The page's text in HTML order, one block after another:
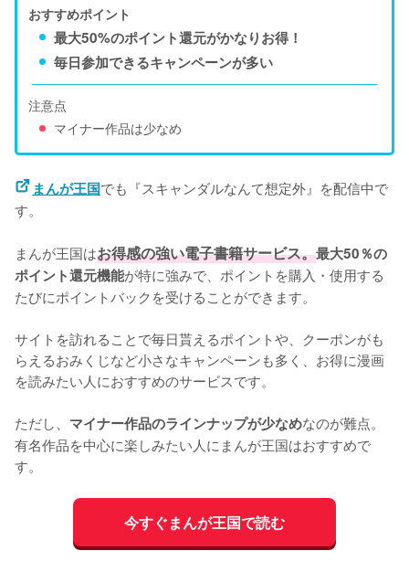
おすすめポイント
最大50%のポイント還元がかなりお得！
毎日参加できるキャンペーンが多い
注意点
マイナー作品は少なめ
まんが王国でも『スキャンダルなんて想定外』を配信中で
す。
まんが王国はお得感の強い電子書籍サービス。最大50％の
ポイント還元機能が特に強みで、ポイントを購入・使用する
たびにポイントバックを受けることができます。
サイトを訪れることで毎日貰えるポイントや、クーポンがも
らえるおみくじなど小さなキャンペーンも多く、お得に漫画
を読みたい人におすすめのサービスです。
ただし、 マイナー作品のラインナップが少なめなのが難点。
有名作品を中心に楽しみたい人にまんが王国はおすすめで
す。
今すぐまんが王国で読む